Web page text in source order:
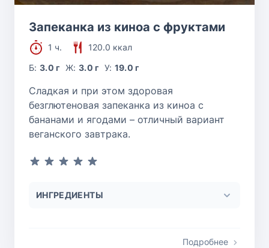
Запеканка из киноа с фруктами
1 ч.
120.0 ккал
Б:3.0 г Ж: 3.0 г У: 19.0 г
Сладкая и при этом здоровая
безглютеновая запеканка из киноа с
бананами и ягодами – отличный вариант
веганского завтрака.
ИНГРЕДИЕНТЫ
Подробнее